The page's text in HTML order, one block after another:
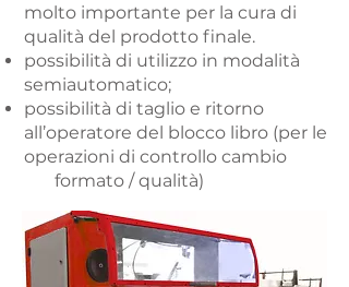
molto importante per la cura di
qualità del prodotto finale.
possibilità di utilizzo in modalità
semiautomatico;
possibilità di taglio e ritorno
all’operatore del blocco libro (per le
operazioni di controllo cambio
formato / qualità)